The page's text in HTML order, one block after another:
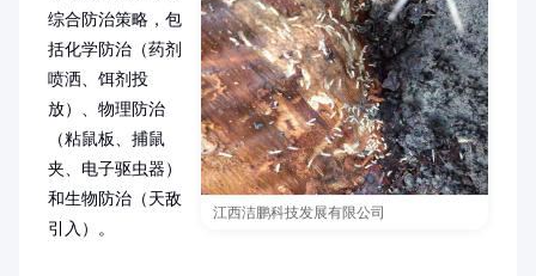
江西洁鹏科技发展有限公司
综合防治策略，包
括化学防治（药剂
喷洒、饵剂投
放）、物理防治
（粘鼠板、捕鼠
夹、电子驱虫器）
和生物防治（天敌
引入）。